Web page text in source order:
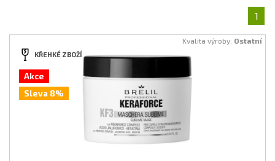
1
Kvalita výroby: Ostatní
KŘEHKÉ ZBOŽÍ
Akce
Sleva 8%